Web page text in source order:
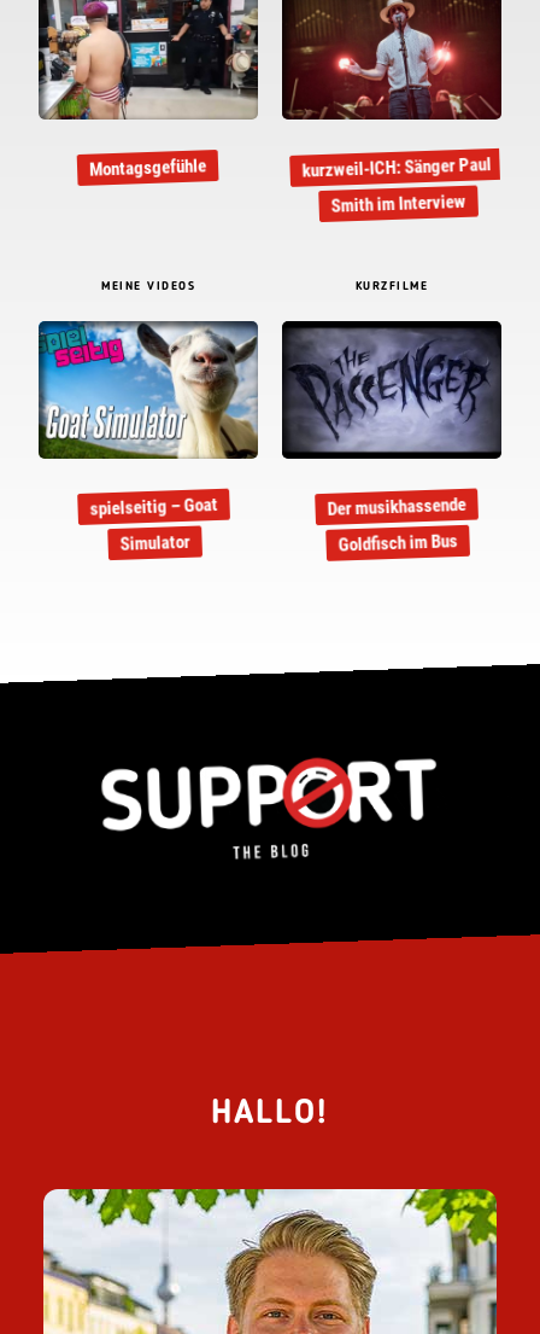
Montagsgefühle kurzweil-ICH: Sänger Paul
Smith im Interview
MEINE VIDEOS
spielseitig – Goat
Simulator
KURZFILME
Der musikhassende
Goldfisch im Bus
HALLO!